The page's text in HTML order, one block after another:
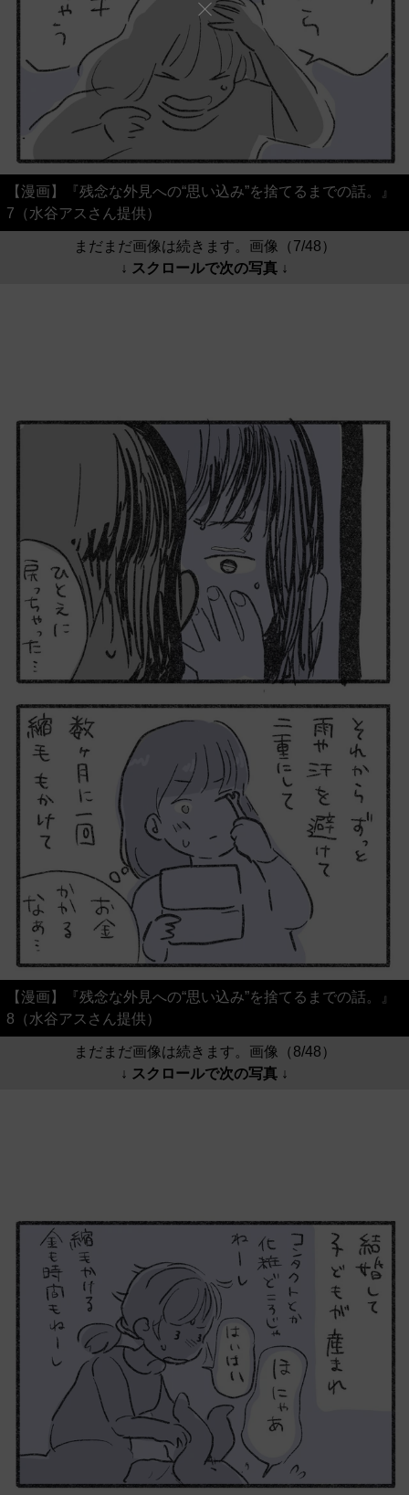
【漫画】『残念な外見への“思い込み”を捨てるまでの話。』
7（水谷アスさん提供）
まだまだ画像は続きます。画像（7/48）
↓ スクロールで次の写真 ↓
【漫画】『残念な外見への“思い込み”を捨てるまでの話。』
8（水谷アスさん提供）
まだまだ画像は続きます。画像（8/48）
↓ スクロールで次の写真 ↓